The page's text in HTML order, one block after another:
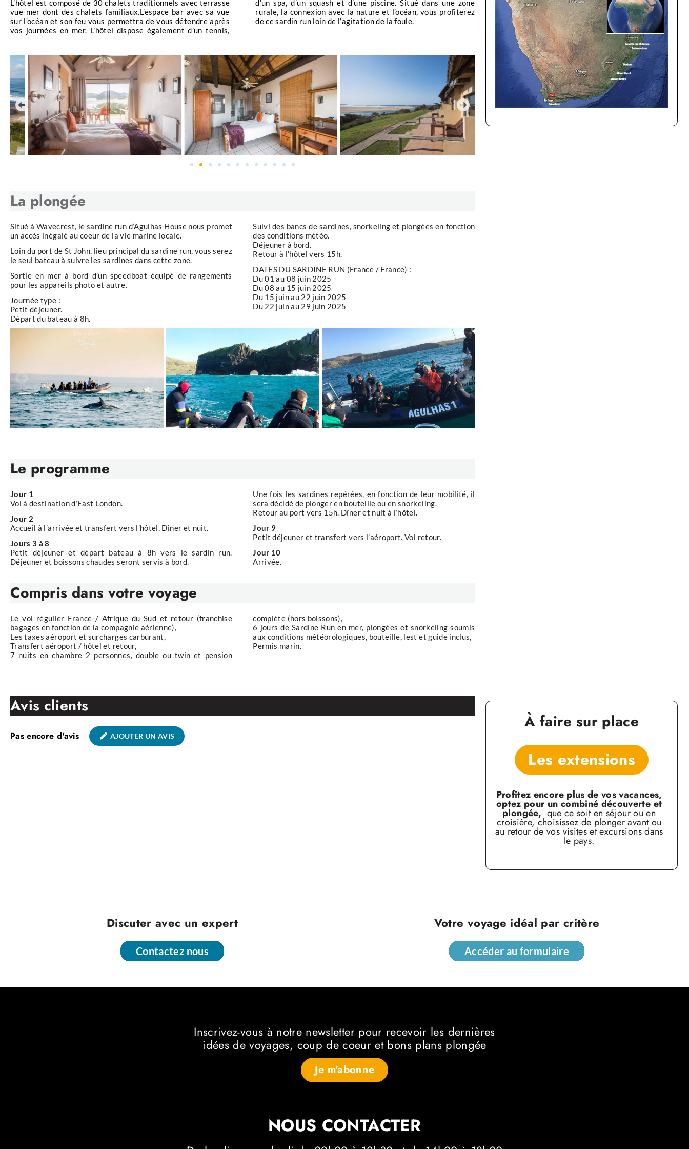
optimisée pour vous permettre d’observer au plus près cet extraordinaire rassemblement de vie marine.
Cevoyage plongée Sardine Runest une occasion exceptionnelle de témoigner de l’un des plus grands
observant de près la chaîne alimentaire en pleine action lors du Sardine Run.
L’hôtel est composé de 30 chalets traditionnels avec terrasse
vue mer dont des chalets familiaux.L’espace bar avec sa vue
sur l’océan et son feu vous permettra de vous détendre après
vos journées en mer. L’hôtel dispose également d’un tennis,
d’un spa, d’un squash et d’une piscine. Situé dans une zone
rurale, la connexion avec la nature et l’océan, vous profiterez
de ce sardin run loin de l’agitation de la foule.
La plongée
Situé à Wavecrest, le sardine run d’Agulhas House nous promet
un accès inégalé au coeur de la vie marine locale.
Loin du port de St John, lieu principal du sardine run, vous serez
le seul bateau à suivre les sardines dans cette zone.
Sortie en mer à bord d’un speedboat équipé de rangements
pour les appareils photo et autre.
Journée type :
Petit déjeuner.
Départ du bateau à 8h.
Suivi des bancs de sardines, snorkeling et plongées en fonction
des conditions météo.
Déjeuner à bord.
Retour à l’hôtel vers 15h.
DATES DU SARDINE RUN (France / France) :
Du 01 au 08 juin 2025
Du 08 au 15 juin 2025
Du 15 juin au 22 juin 2025
Du 22 juin au 29 juin 2025
Le programme
Jour 1
Vol à destination d’East London.
Jour 2
Accueil à l’arrivée et transfert vers l’hôtel. Dîner et nuit.
Jours 3 à 8
Petit déjeuner et départ bateau à 8h vers le sardin run.
Déjeuner et boissons chaudes seront servis à bord.
Une fois les sardines repérées, en fonction de leur mobilité, il
sera décidé de plonger en bouteille ou en snorkeling.
Retour au port vers 15h. Dîner et nuit à l’hôtel.
Jour 9
Petit déjeuner et transfert vers l’aéroport. Vol retour.
Jour 10
Arrivée.
Compris dans votre voyage
Le vol régulier France / Afrique du Sud et retour (franchise
bagages en fonction de la compagnie aérienne),
Les taxes aéroport et surcharges carburant,
Transfert aéroport / hôtel et retour,
7 nuits en chambre 2 personnes, double ou twin et pension
complète (hors boissons),
6 jours de Sardine Run en mer, plongées et snorkeling soumis
aux conditions météorologiques, bouteille, lest et guide inclus,
Permis marin.
Avis clients
Pas encore d'avis AJOUTER UN AVIS
À faire sur place
Les extensions
Profitez encore plus de vos vacances,
optez pour un combiné découverte et
plongée, que ce soit en séjour ou en
croisière, choisissez de plonger avant ou
au retour de vos visites et excursions dans
le pays.
Discuter avec un expert
Contactez nous
Votre voyage idéal par critère
Accéder au formulaire
Inscrivez-vous à notre newsletter pour recevoir les dernières
idées de voyages, coup de coeur et bons plans plongée
Je m'abonne
NOUS CONTACTER